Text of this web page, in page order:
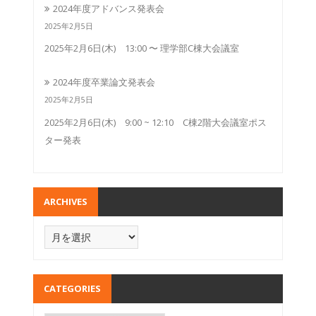
2024年度アドバンス発表会
2025年2月5日
2025年2月6日(木) 13:00 〜 理学部C棟大会議室
2024年度卒業論文発表会
2025年2月5日
2025年2月6日(木) 9:00 ~ 12:10 C棟2階大会議室ポス
ター発表
ARCHIVES
CATEGORIES